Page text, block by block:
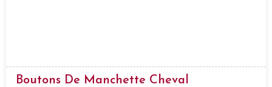
Boutons De Manchette Cheval